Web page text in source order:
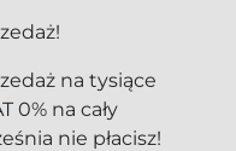
na tysiące
0% na cały
nie płacisz!